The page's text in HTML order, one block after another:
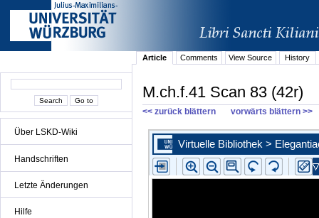
Über LSKD-Wiki
Handschriften
Letzte Änderungen
Hilfe
Article Comments View Source History
M.ch.f.41 Scan 83 (42r)
<< zurück blättern vorwärts blättern >>